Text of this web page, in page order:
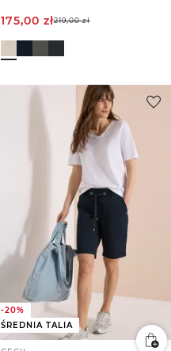
175,00 zł219,00zł
-20%
ŚREDNIA TALIA